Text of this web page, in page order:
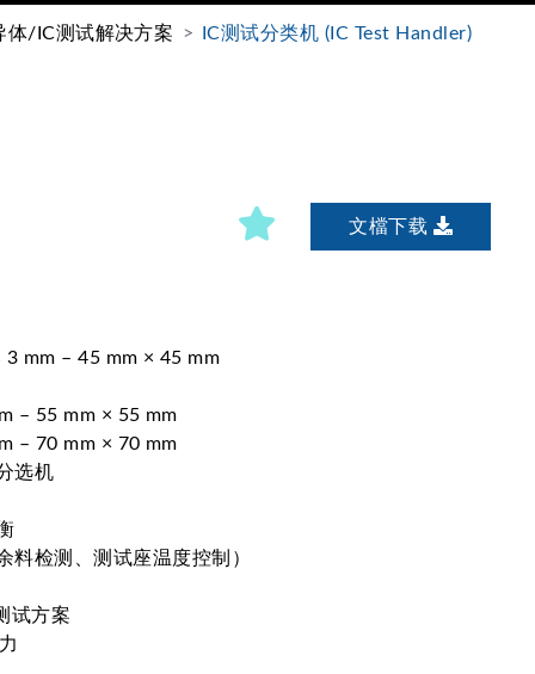
体/IC测试解决方案 IC测试分类机 (IC Test Handler)
文檔下载
mm – 45 mm × 45 mm
– 55 mm × 55 mm
– 70 mm × 70 mm
选机
料检测、测试座温度控制）
试方案